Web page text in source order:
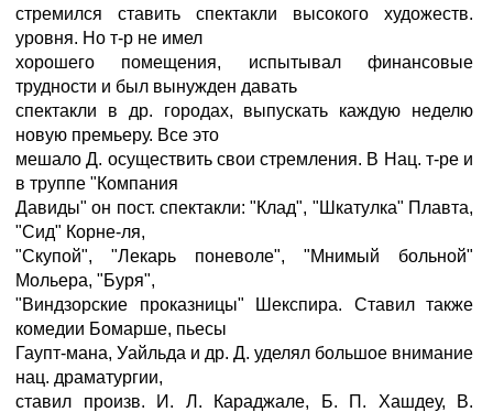
стремился ставить спектакли высокого художеств.
уровня. Но т-р не имел
хорошего помещения, испытывал финансовые
трудности и был вынужден давать
спектакли в др. городах, выпускать каждую неделю
новую премьеру. Все это
мешало Д. осуществить свои стремления. В Нац. т-ре и
в труппе "Компания
Давиды" он пост. спектакли: "Клад", "Шкатулка" Плавта,
"Сид" Корне-ля,
"Скупой", "Лекарь поневоле", "Мнимый больной"
Мольера, "Буря",
"Виндзорские проказницы" Шекспира. Ставил также
комедии Бомарше, пьесы
Гаупт-мана, Уайльда и др. Д. уделял большое внимание
нац. драматургии,
ставил произв. И. Л. Караджале, Б. П. Хашдеу, В.